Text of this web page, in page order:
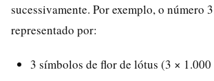
sucessivamente. Por exemplo, o número
representado por:
3 símbolos de flor de lótus (3 ×